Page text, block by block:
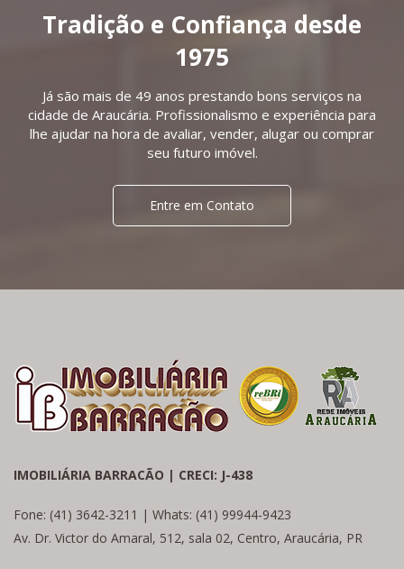
Tradição e Confiança desde
1975
Já são mais de 49 anos prestando bons serviços na
cidade de Araucária. Profissionalismo e experiência para
lhe ajudar na hora de avaliar, vender, alugar ou comprar
seu futuro imóvel.
Entre em Contato
IMOBILIÁRIA BARRACÃO | CRECI: J-438
Fone: (41) 3642-3211 | Whats: (41) 99944-9423
Av. Dr. Victor do Amaral, 512, sala 02, Centro, Araucária, PR